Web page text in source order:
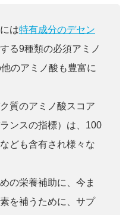
には特有成分のデセン
る9種類の必須アミノ
のアミノ酸も豊富に
質のアミノ酸スコア
ンスの指標）は、100
ども含有され様々な
の栄養補助に、今ま
を補うために、サプ